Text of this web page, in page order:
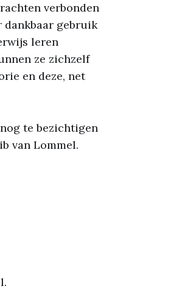
verbonden
dankbaar gebruik
leren
ze zichzelf
en deze, net
te bezichtigen
van Lommel.